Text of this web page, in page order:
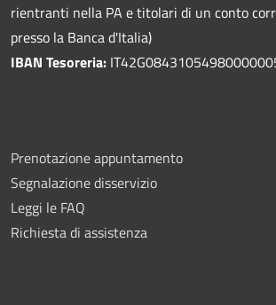
rientranti nella PA e titolari di un conto
presso la Banca d'Italia)
IBAN Tesoreria:
Prenotazione appuntamento
Segnalazione disservizio
Leggi le FAQ
Richiesta di assistenza